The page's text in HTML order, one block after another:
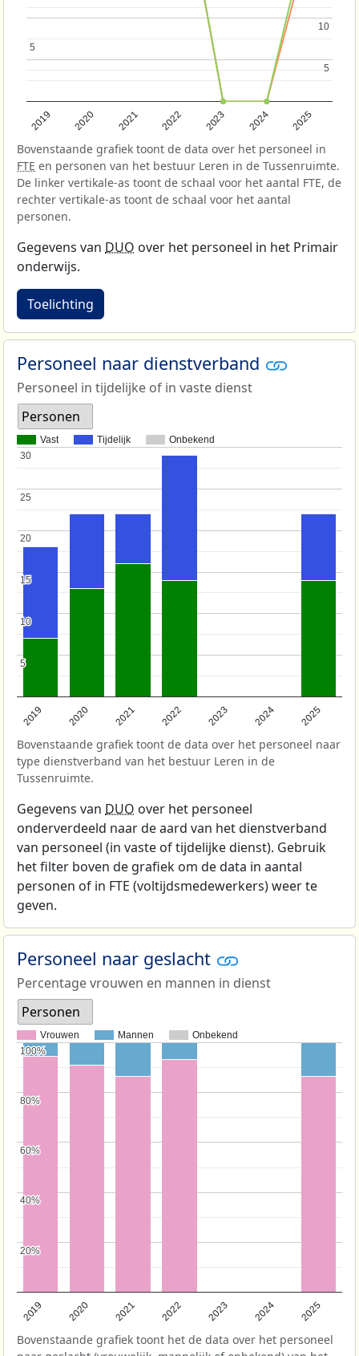
2019 2020 2021 2022 2023 2024 2025
5
5
5
5
10
10
Bovenstaande grafiek toont de data over het personeel in
FTE en personen van het bestuur Leren in de Tussenruimte.
De linker vertikale-as toont de schaal voor het aantal FTE, de
rechter vertikale-as toont de schaal voor het aantal
personen.
Gegevens van DUO over het personeel in het Primair
onderwijs.
Toelichting
Personeel naar dienstverband
Personeel in tijdelijke of in vaste dienst
Personen
Vast Tijdelijk Onbekend
2019 2020 2021 2022 2023 2024 2025
5
5
10
10
15
15
20
20
25
25
30
30
Bovenstaande grafiek toont de data over het personeel naar
type dienstverband van het bestuur Leren in de
Tussenruimte.
Gegevens van DUO over het personeel
onderverdeeld naar de aard van het dienstverband
van personeel (in vaste of tijdelijke dienst). Gebruik
het filter boven de grafiek om de data in aantal
personen of in FTE (voltijdsmedewerkers) weer te
geven.
Personeel naar geslacht
Percentage vrouwen en mannen in dienst
Personen
Vrouwen Mannen Onbekend
2019 2020 2021 2022 2023 2024 2025
20%
20%
40%
40%
60%
60%
80%
80%
100%
100%
Bovenstaande grafiek toont het de data over het personeel